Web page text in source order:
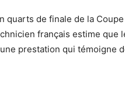
quarts de finale de la
français estime que
prestation qui témoigne